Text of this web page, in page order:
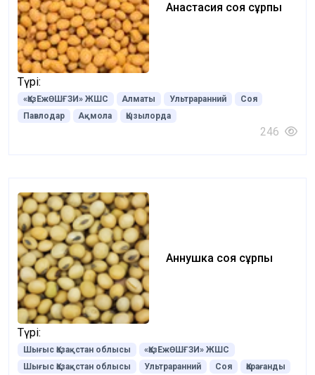
Анастасия соя сұрпы
Түрі:
«ҚазЕжӨШҒЗИ» ЖШС Алматы Ультраранний
Соя
Павлодар
Ақмола Қызылорда
246
Аннушка соя сұрпы
Түрі:
Шығыс Қазақстан облысы
«ҚазЕжӨШҒЗИ» ЖШС
Шығыс Қазақстан облысы
Ультраранний Соя Қарағанды